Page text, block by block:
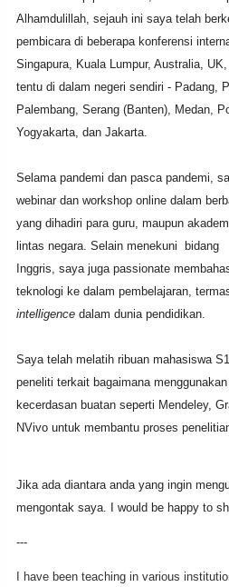
Alhamdulillah, sejauh ini saya telah
pembicara di beberapa konferensi
Singapura, Kuala Lumpur, Australia,
tentu di dalam negeri sendiri - Padang,
Palembang, Serang (Banten), Medan,
Yogyakarta, dan Jakarta.
Selama pandemi dan pasca pandemi,
webinar dan workshop online dalam
yang dihadiri para guru, maupun
lintas negara. Selain menekuni bidang
Inggris saya juga passionate
teknologi ke dalam pembelajaran,
intelligence dalam dunia pendidikan.
Saya telah melatih ribuan mahasiswa
peneliti terkait bagaimana
kecerdasan buatan seperti Mendeley,
NVivo untuk membantu proses
Jika ada diantara anda yang ingin
mengontak saya. I would be happy to
---
I have been teaching in various